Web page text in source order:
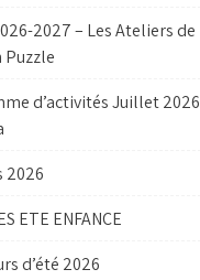
2027 – Les Ateliers de
Puzzle
d’activités Juillet 2026
2026
ETE ENFANCE
d’été 2026